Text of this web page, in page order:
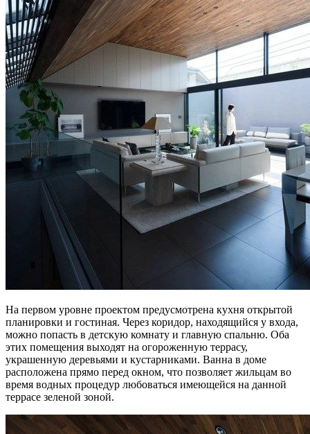
На первом уровне проектом предусмотрена кухня открытой
планировки и гостиная. Через коридор, находящийся у входа,
можно попасть в детскую комнату и главную спальню. Оба
этих помещения выходят на огороженную террасу,
украшенную деревьями и кустарниками. Ванна в доме
расположена прямо перед окном, что позволяет жильцам во
время водных процедур любоваться имеющейся на данной
террасе зеленой зоной.